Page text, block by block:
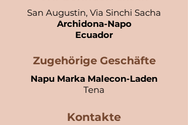
San Augustin, Via Sinchi Sacha
Archidona-Napo
Ecuador​
Zugehörige Geschäfte
Napu Marka Malecon-Laden
Tena
Kontakte